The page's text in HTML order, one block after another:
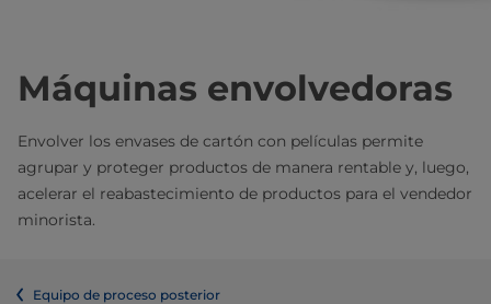
Máquinas envolvedoras
Envolver los envases de cartón con películas permite
agrupar y proteger productos de manera rentable y, luego,
acelerar el reabastecimiento de productos para el vendedor
minorista.
Equipo de proceso posterior